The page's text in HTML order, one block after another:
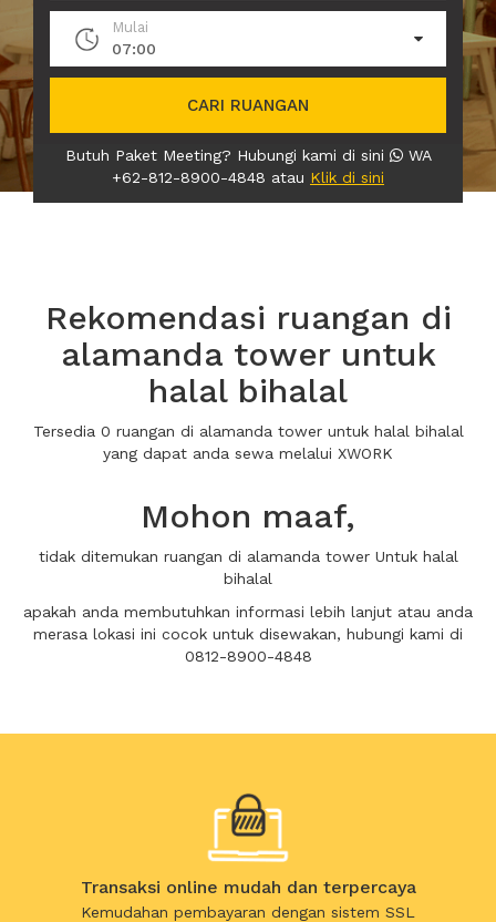
Mulai
07:00
CARI RUANGAN
Butuh Paket Meeting? Hubungi kami di sini
WA
+62-812-8900-4848 atau Klik di sini
Rekomendasi ruangan di
alamanda tower untuk
halal bihalal
Tersedia 0 ruangan di alamanda tower untuk halal bihalal
yang dapat anda sewa melalui XWORK
Mohon maaf,
tidak ditemukan ruangan di alamanda tower Untuk halal
bihalal
apakah anda membutuhkan informasi lebih lanjut atau anda
merasa lokasi ini cocok untuk disewakan, hubungi kami di
0812-8900-4848
Transaksi online mudah dan terpercaya
Kemudahan pembayaran dengan sistem SSL